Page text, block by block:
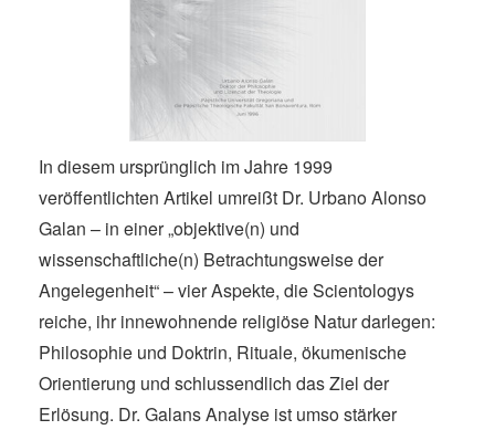
In diesem ursprünglich im Jahre 1999
veröffentlichten Artikel umreißt Dr. Urbano Alonso
Galan – in einer „objektive(n) und
wissenschaftliche(n) Betrachtungsweise der
Angelegenheit“ – vier Aspekte, die Scientologys
reiche, ihr innewohnende religiöse Natur darlegen:
Philosophie und Doktrin, Rituale, ökumenische
Orientierung und schlussendlich das Ziel der
Erlösung. Dr. Galans Analyse ist umso stärker